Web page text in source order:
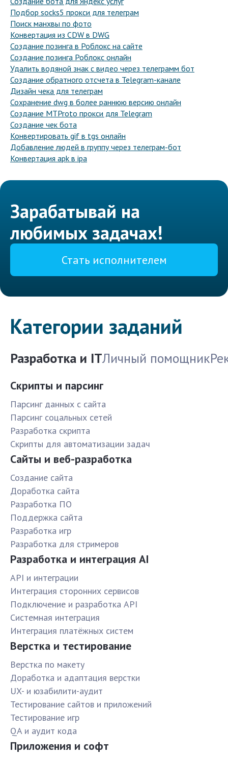
Подбор socks5 прокси для телеграм
Поиск манхвы по фото
Конвертация из CDW в DWG
Создание позинга в Роблокс на сайте
Создание позинга Роблокс онлайн
Удалить водяной знак с видео через телеграмм бот
Создание обратного отсчета в Telegram-канале
Дизайн чека для телеграм
Сохранение dwg в более раннюю версию онлайн
Создание MTProto прокси для Telegram
Создание чек бота
Конвертировать gif в tgs онлайн
Добавление людей в группу через телеграм-бот
Конвертация apk в ipa
Зарабатывай на
любимых задачах!
Стать исполнителем
Категории заданий
Разработка и ITЛичный помощник
Скрипты и парсинг
Парсинг данных с сайта
Парсинг соцальных сетей
Разработка скрипта
Скрипты для автоматизации задач
Сайты и веб-разработка
Создание сайта
Доработка сайта
Разработка ПО
Поддержка сайта
Разработка игр
Разработка для стримеров
Разработка и интеграция AI
API и интеграции
Интеграция сторонних сервисов
Подключение и разработка API
Системная интеграция
Интеграция платёжных систем
Верстка и тестирование
Верстка по макету
Доработка и адаптация верстки
UX- и юзабилити-аудит
Тестирование сайтов и приложений
Тестирование игр
QA и аудит кода
Приложения и софт